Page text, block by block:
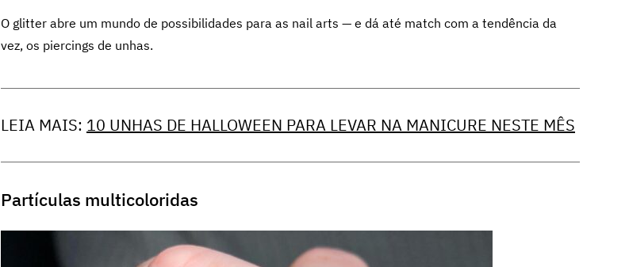
O glitter abre um mundo de possibilidades para as nail arts — e dá até match com a tendência da
vez, os piercings de unhas.
LEIA MAIS: 10 UNHAS DE HALLOWEEN PARA LEVAR NA MANICURE NESTE MÊS
Partículas multicoloridas